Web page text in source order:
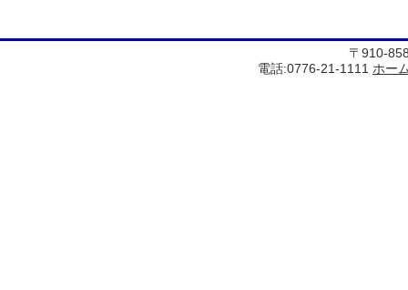
〒910-
電話:0776-21-1111 ホー